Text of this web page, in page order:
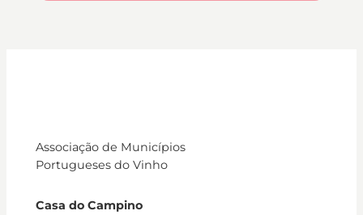
Associação de Municípios
Portugueses do Vinho
Casa do Campino